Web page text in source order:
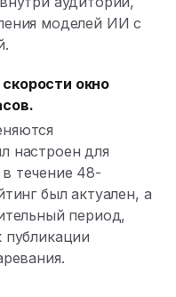
моделей ИИ с
окно
настроен для
течение 48-
был актуален, а
период,
публикации